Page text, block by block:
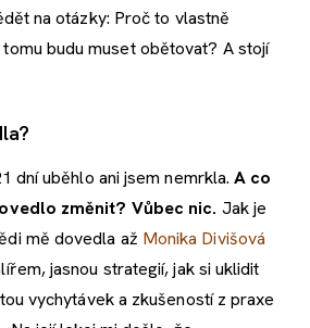
na otázky: Proč to vlastně
budu muset obětovat? A stojí
dní uběhlo ani jsem nemrkla. A co
změnit? Vůbec nic. Jak je
mě dovedla až Monika Divišová
jasnou strategií, jak si uklidit
vychytávek a zkušeností z praxe